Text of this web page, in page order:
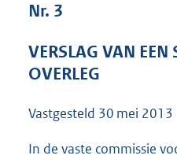
Nr. 3
VERSLAG VAN EEN
OVERLEG
Vastgesteld 30 mei 2013
In de vaste commissie